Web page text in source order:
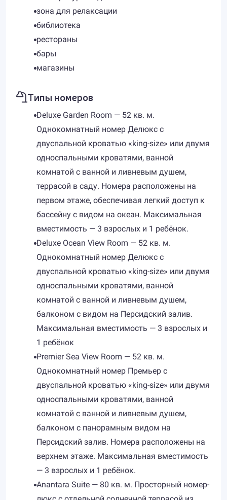
зона для релаксации
библиотека
рестораны
бары
магазины
Типы номеров
Deluxe Garden Room — 52 кв. м.
Однокомнатный номер Делюкс с
двуспальной кроватью «king-size» или двумя
односпальными кроватями, ванной
комнатой с ванной и ливневым душем,
террасой в саду. Номера расположены на
первом этаже, обеспечивая легкий доступ к
бассейну с видом на океан. Максимальная
вместимость — 3 взрослых и 1 ребёнок.
Deluxe Ocean View Room — 52 кв. м.
Однокомнатный номер Делюкс с
двуспальной кроватью «king-size» или двумя
односпальными кроватями, ванной
комнатой с ванной и ливневым душем,
балконом с видом на Персидский залив.
Максимальная вместимость — 3 взрослых и
1 ребёнок
Premier Sea View Room — 52 кв. м.
Однокомнатный номер Премьер с
двуспальной кроватью «king-size» или двумя
односпальными кроватями, ванной
комнатой с ванной и ливневым душем,
балконом с панорамным видом на
Персидский залив. Номера расположены на
верхнем этаже. Максимальная вместимость
— 3 взрослых и 1 ребёнок.
Anantara Suite — 80 кв. м. Просторный номер-